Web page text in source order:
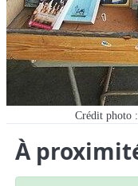
Crédit photo
À